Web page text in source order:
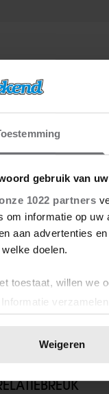
gebruik van
1022 partners
om informatie op uw
aan advertenties
doelen.
toestaat, willen we
Informatie
Uw apparaat
op elk moment
cookies om
Weigeren